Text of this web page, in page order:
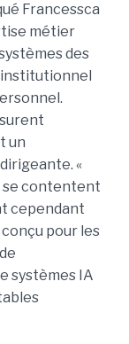
Francessca
métier
des
un
«
se contentent
cependant
conçu pour les
systèmes IA